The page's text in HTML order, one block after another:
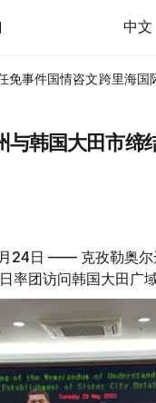
中文
免事件国情咨文跨里海国
与韩国大田市缔
24日 —— 克孜勒奥尔
率团访问韩国大田广域